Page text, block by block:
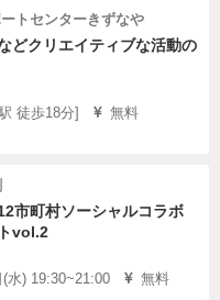
トセンターきずなや
どクリエイティブな活動の
徒歩18分]
無料
市町村ソーシャルコラボ
vol.2
水) 19:30~21:00 無料